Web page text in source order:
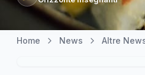
Home News Altre